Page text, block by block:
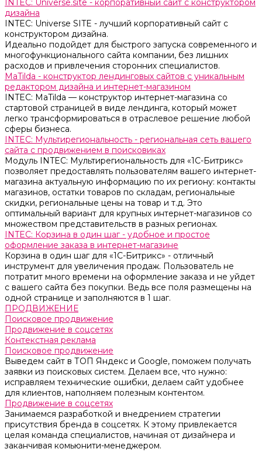
INTEC: Universe.site - корпоративный сайт с конструктором
дизайна
INTEC: Universe SITE - лучший корпоративный сайт с
конструктором дизайна.
Идеально подойдет для быстрого запуска современного и
многофункционального сайта компании, без лишних
расходов и привлечения сторонних специалистов.
MaTilda - конструктор лендинговых сайтов с уникальным
редактором дизайна и интернет-магазином
INTEC: MaTilda — конструктор интернет-магазина со
стартовой страницей в виде лендинга, который может
легко трансформироваться в отраслевое решение любой
сферы бизнеса.
INTEC: Мультирегиональность - региональная сеть вашего
сайта с продвижением в поисковиках
Модуль INTEC: Мультирегиональность для «1С-Битрикс»
позволяет предоставлять пользователям вашего интернет-
магазина актуальную информацию по их региону: контакты
магазинов, остатки товаров по складам, региональные
скидки, региональные цены на товар и т.д. Это
оптимальный вариант для крупных интернет-магазинов со
множеством представительств в разных регионах.
INTEC: Корзина в один шаг - удобное и простое
оформление заказа в интернет-магазине
Корзина в один шаг для «1С-Битрикс» - отличный
инструмент для увеличения продаж. Пользователь не
потратит много времени на оформление заказа и не уйдет
с вашего сайта без покупки. Ведь все поля размещены на
одной странице и заполняются в 1 шаг.
ПРОДВИЖЕНИЕ
Поисковое продвижение
Продвижение в соцсетях
Контекстная реклама
Поисковое продвижение
Выведем сайт в ТОП Яндекс и Google, поможем получать
заявки из поисковых систем. Делаем все, что нужно:
исправляем технические ошибки, делаем сайт удобнее
для клиентов, наполняем полезным контентом.
Продвижение в соцсетях
Занимаемся разработкой и внедрением стратегии
присутствия бренда в соцсетях. К этому привлекается
целая команда специалистов, начиная от дизайнера и
заканчивая комьюнити-менеджером.